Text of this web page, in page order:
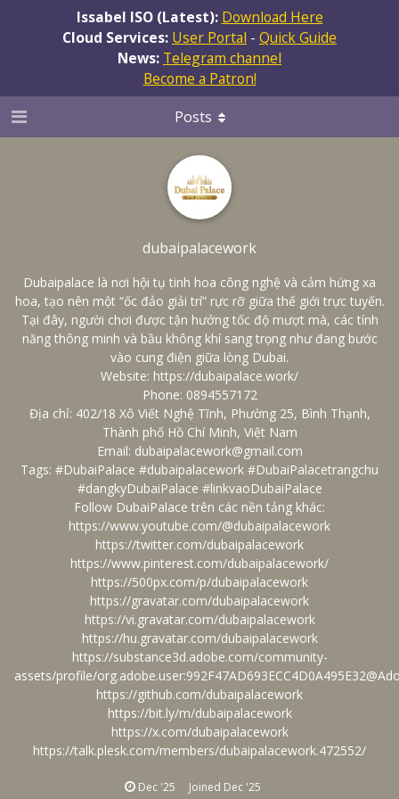
Issabel ISO (Latest): Download Here
Cloud Services: User Portal - Quick Guide
News: Telegram channel
Become a Patron!
dubaipalacework
Dubaipalace là nơi hội tụ tinh hoa công nghệ và cảm hứng xa
hoa, tạo nên một “ốc đảo giải trí” rực rỡ giữa thế giới trực tuyến.
Tại đây, người chơi được tận hưởng tốc độ mượt mà, các tính
năng thông minh và bầu không khí sang trọng như đang bước
vào cung điện giữa lòng Dubai.
Website: https://dubaipalace.work/
Phone: 0894557172
Địa chỉ: 402/18 Xô Viết Nghệ Tĩnh, Phường 25, Bình Thạnh,
Thành phố Hồ Chí Minh, Việt Nam
Email: dubaipalacework@gmail.com
Tags: #DubaiPalace #dubaipalacework #DubaiPalacetrangchu
#dangkyDubaiPalace #linkvaoDubaiPalace
Follow DubaiPalace trên các nền tảng khác:
https://www.youtube.com/@dubaipalacework
https://twitter.com/dubaipalacework
https://www.pinterest.com/dubaipalacework/
https://500px.com/p/dubaipalacework
https://gravatar.com/dubaipalacework
https://vi.gravatar.com/dubaipalacework
https://hu.gravatar.com/dubaipalacework
https://substance3d.adobe.com/community-
assets/profile/
https://github.com/dubaipalacework
https://bit.ly/m/dubaipalacework
https://x.com/dubaipalacework
https://talk.plesk.com/members/dubaipalacework.472552/
Dec '25 Joined Dec '25
Posts